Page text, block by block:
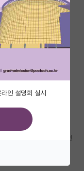
나요?
같은데 경헙자분들 조언
인 설명회 실시